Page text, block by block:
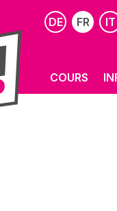
DE FR IT
COURS